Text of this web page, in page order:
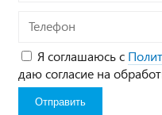
Телефон
Я соглашаюсь с
даю согласие на